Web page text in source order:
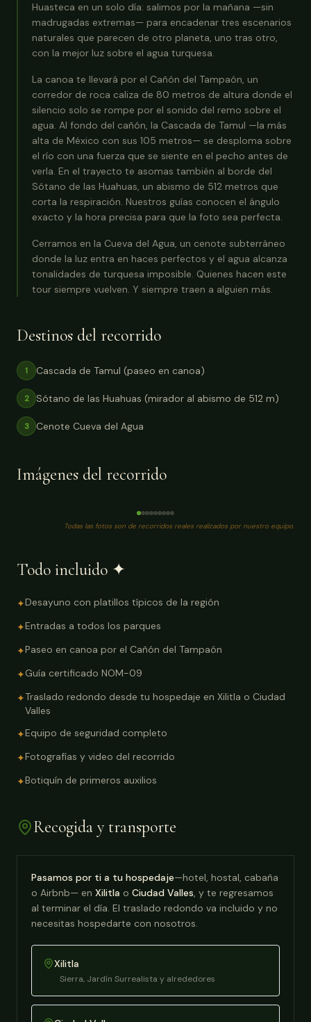
Huasteca en un solo día: salimos por la mañana —sin
madrugadas extremas— para encadenar tres escenarios
naturales que parecen de otro planeta, uno tras otro,
con la mejor luz sobre el agua turquesa.
La canoa te llevará por el Cañón del Tampaón, un
corredor de roca caliza de 80 metros de altura donde el
silencio solo se rompe por el sonido del remo sobre el
agua. Al fondo del cañón, la Cascada de Tamul —la más
alta de México con sus 105 metros— se desploma sobre
el río con una fuerza que se siente en el pecho antes de
verla. En el trayecto te asomas también al borde del
Sótano de las Huahuas, un abismo de 512 metros que
corta la respiración. Nuestros guías conocen el ángulo
exacto y la hora precisa para que la foto sea perfecta.
Cerramos en la Cueva del Agua, un cenote subterráneo
donde la luz entra en haces perfectos y el agua alcanza
tonalidades de turquesa imposible. Quienes hacen este
tour siempre vuelven. Y siempre traen a alguien más.
Destinos del recorrido
1 Cascada de Tamul (paseo en canoa)
2 Sótano de las Huahuas (mirador al abismo de 512 m)
3 Cenote Cueva del Agua
Imágenes del recorrido
Foto real
Todas las fotos son de recorridos reales realizados por nuestro equipo.
Todo incluido ✦
✦Desayuno con platillos típicos de la región
✦Entradas a todos los parques
✦Paseo en canoa por el Cañón del Tampaón
✦Guía certificado NOM-09
✦Traslado redondo desde tu hospedaje en Xilitla o Ciudad
Valles
✦Equipo de seguridad completo
✦Fotografías y video del recorrido
✦Botiquín de primeros auxilios
Recogida y transporte
Pasamos por ti a tu hospedaje—hotel, hostal, cabaña
o Airbnb— en Xilitla o Ciudad Valles, y te regresamos
al terminar el día. El traslado redondo va incluido y no
necesitas hospedarte con nosotros.
Xilitla
Sierra, Jardín Surrealista y alrededores